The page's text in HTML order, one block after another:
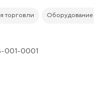
торговли Оборудование
001-0001